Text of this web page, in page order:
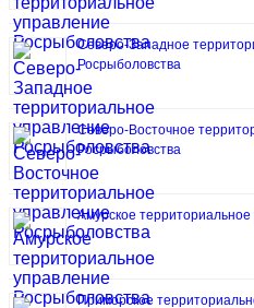
Северо-Западное
Росрыболовства
Северо-Восточное
Росрыболовства
Амурское
Приморское